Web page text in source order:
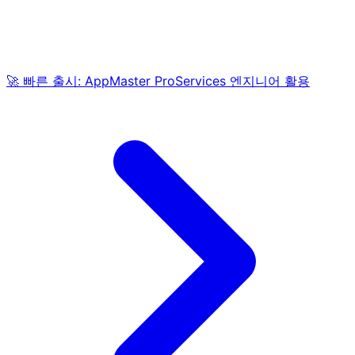
🚀 빠른 출시: AppMaster ProServices 엔지니어 활용